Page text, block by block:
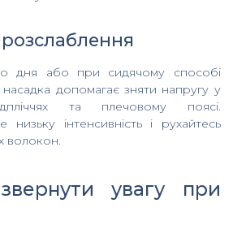
дня або при сидячому способі
насадка допомагає зняти напругу у
та плечовому поясі.
низьку інтенсивність і рухайтесь
волокон.
увагу при